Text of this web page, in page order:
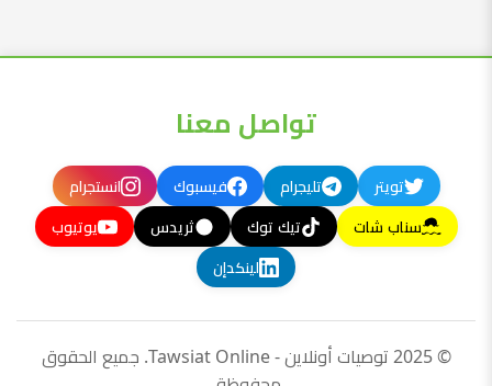
تواصل معنا
تويتر تليجرام فيسبوك
انستجرام
سناب شات
تيك توك ثريدس
يوتيوب
لينكدإن
© 2025 توصيات أونلاين - Tawsiat Online. جميع الحقوق